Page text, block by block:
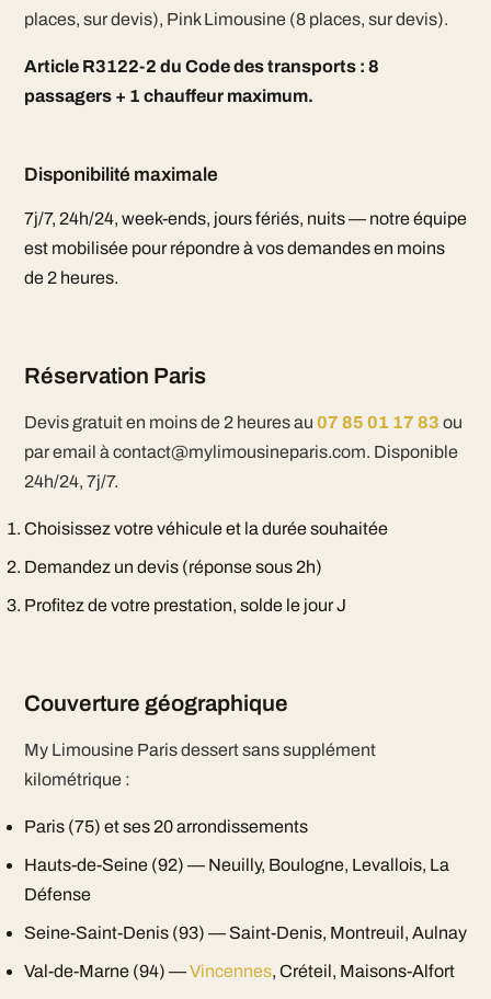
places, sur devis), Pink Limousine (8 places, sur devis).
Article R3122-2 du Code des transports : 8
passagers + 1 chauffeur maximum.
Disponibilité maximale
7j/7, 24h/24, week-ends, jours fériés, nuits — notre équipe
est mobilisée pour répondre à vos demandes en moins
de 2 heures.
Réservation Paris
Devis gratuit en moins de 2 heures au 07 85 01 17 83 ou
par email à contact@mylimousineparis.com. Disponible
24h/24, 7j/7.
Choisissez votre véhicule et la durée souhaitée
Demandez un devis (réponse sous 2h)
Profitez de votre prestation, solde le jour J
Couverture géographique
My Limousine Paris dessert sans supplément
kilométrique :
Paris (75) et ses 20 arrondissements
Hauts-de-Seine (92) — Neuilly, Boulogne, Levallois, La
Défense
Seine-Saint-Denis (93) — Saint-Denis, Montreuil, Aulnay
Val-de-Marne (94) —Vincennes, Créteil, Maisons-Alfort